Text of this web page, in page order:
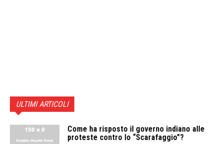
ULTIMI ARTICOLI
Come ha risposto il governo indiano alle
proteste contro lo “Scarafaggio”?